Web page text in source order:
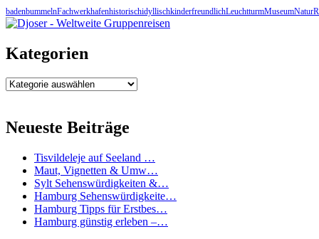
badenbummelnFachwerkhafenhistorischidyllischkinderfreundlichLeuchtturmMuseumNatur
Kategorien
Kategorien
Neueste Beiträge
Tisvildeleje auf Seeland …
Maut, Vignetten & Umw…
Sylt Sehenswürdigkeiten &…
Hamburg Sehenswürdigkeite…
Hamburg Tipps für Erstbes…
Hamburg günstig erleben –…